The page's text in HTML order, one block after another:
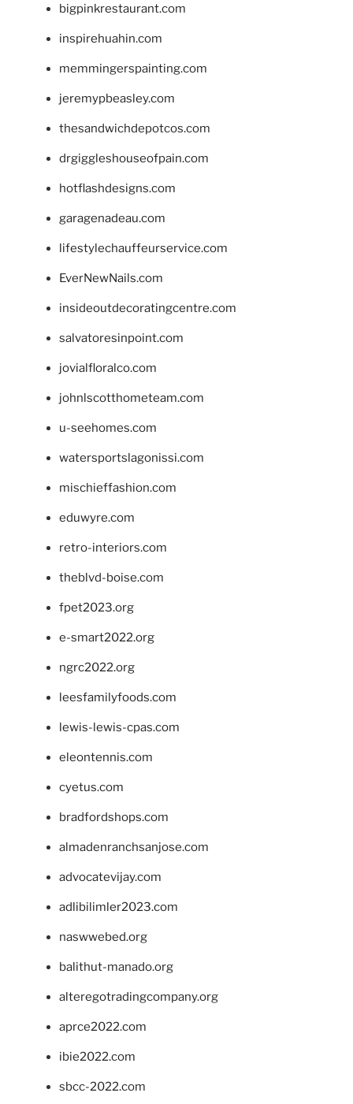
bigpinkrestaurant.com
inspirehuahin.com
memmingerspainting.com
jeremypbeasley.com
thesandwichdepotcos.com
drgiggleshouseofpain.com
hotflashdesigns.com
garagenadeau.com
lifestylechauffeurservice.com
EverNewNails.com
insideoutdecoratingcentre.com
salvatoresinpoint.com
jovialfloralco.com
johnlscotthometeam.com
u-seehomes.com
watersportslagonissi.com
mischieffashion.com
eduwyre.com
retro-interiors.com
theblvd-boise.com
fpet2023.org
e-smart2022.org
ngrc2022.org
leesfamilyfoods.com
lewis-lewis-cpas.com
eleontennis.com
cyetus.com
bradfordshops.com
almadenranchsanjose.com
advocatevijay.com
adlibilimler2023.com
naswwebed.org
balithut-manado.org
alteregotradingcompany.org
aprce2022.com
ibie2022.com
sbcc-2022.com